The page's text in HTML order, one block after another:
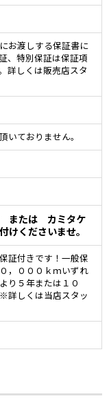
お渡しする保証書に
、特別保証は保証項
詳しくは販売店スタ
いておりません。
または カミタケ
けくださいませ。
証付きです！一般保
，０００ｋｍいずれ
り５年または１０
詳しくは当店スタッ